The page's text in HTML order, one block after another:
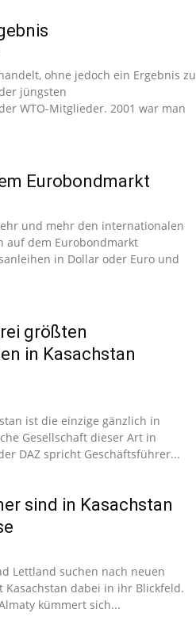
ohne jedoch ein Ergebnis zu
jüngsten
WTO-Mitglieder. 2001 war man
Eurobondmarkt
und mehr den internationalen
auf dem Eurobondmarkt
in Dollar oder Euro und
größten
in Kasachstan
ist die einzige gänzlich in
Gesellschaft dieser Art in
DAZ spricht Geschäftsführer...
sind in Kasachstan
Lettland suchen nach neuen
dabei in ihr Blickfeld.
kümmert sich...